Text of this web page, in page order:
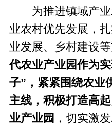
为推进镇域产业
业农村优先发展，
业发展、乡村建设
代农业产业园作为
子”，紧紧围绕农业
主线，积极打造高
业产业园 ，切实激